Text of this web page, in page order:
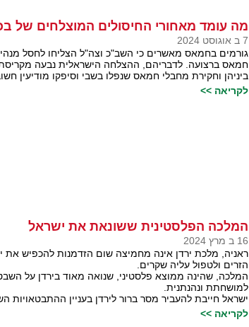
מה עומד מאחורי החיסולים המוצלחים של
7 ב אוגוסט 2024
גורמים בחמאס מאשרים כי השב"כ וצה"ל הצליחו לחסל
חמאס ברצועה. לדבריהם, ההצלחה הישראלית נבעה
ביניהן וחקירת מחבלי חמאס שנפלו בשבי וסיפקו מודיעין
לקריאה >>
המלכה הפלסטינית ששונאת את ישראל
16 ב מרץ 2024
ראניה, מלכת ירדן אינה מחמיצה שום הזדמנות להכפיש
הזרים ולטפול עליה שקרים.
המלכה, שהינה ממוצא פלסטיני, שנואה מאוד בירדן על
למושחתת ונהנתנית.
ישראל חייבת להעביר מסר ברור לירדן בעניין ההתבטאויות
לקריאה >>